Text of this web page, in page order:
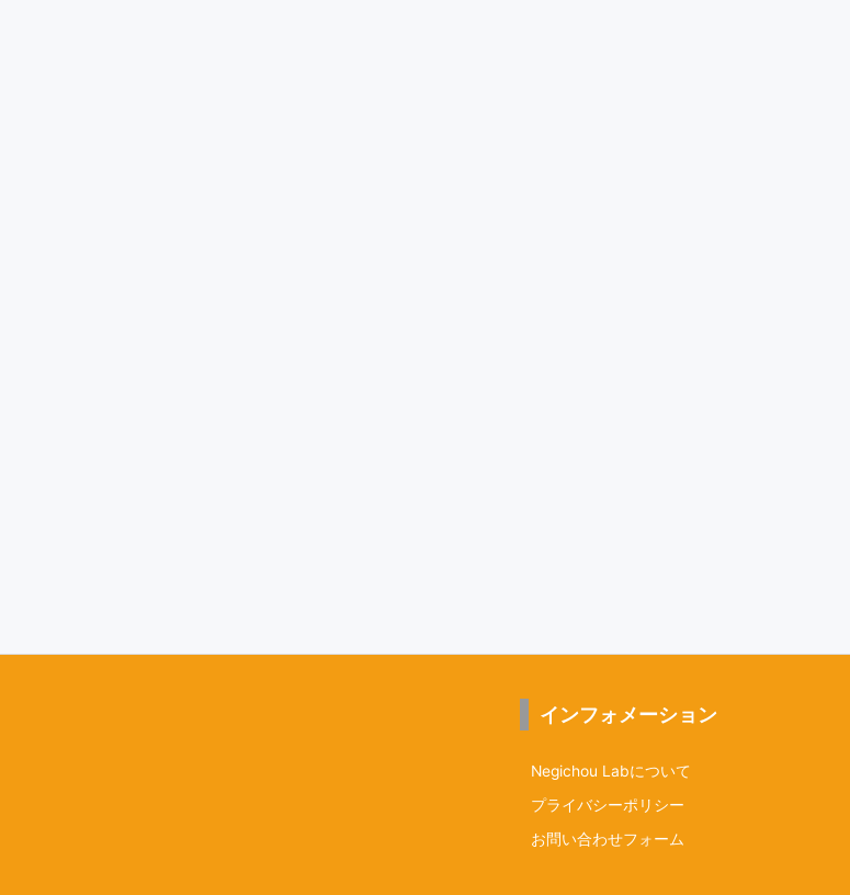
インフォメーション
Negichou Labについて
プライバシーポリシー
お問い合わせフォーム